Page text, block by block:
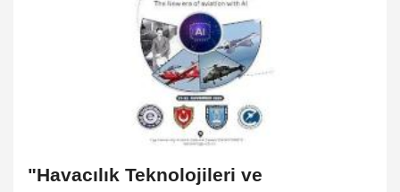
"Havacılık Teknolojileri ve